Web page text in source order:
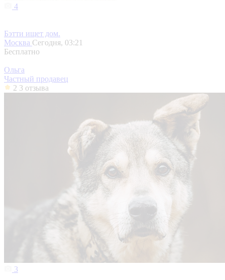
4
Бэтти ищет дом.
Москва Сегодня, 03:21
Бесплатно
Ольга
Частный продавец
2 3 отзыва
3